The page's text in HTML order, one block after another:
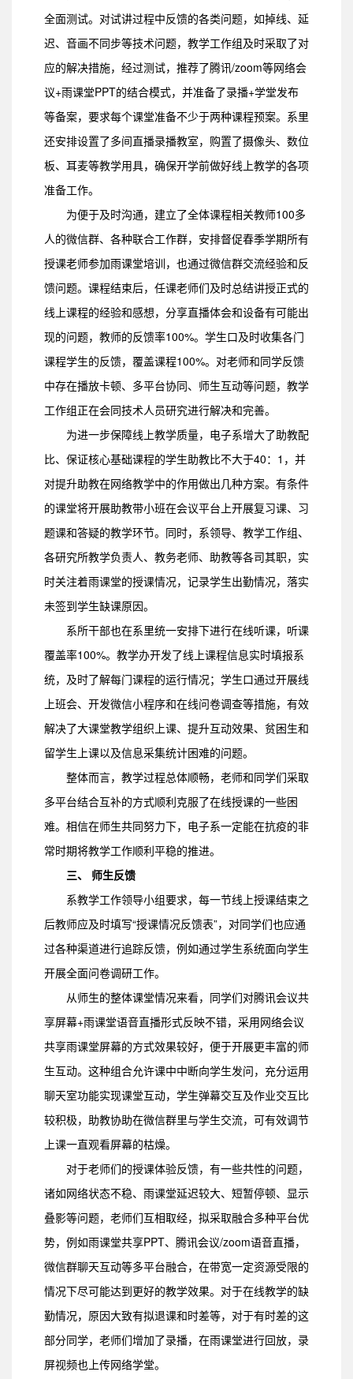
全面测试。对试讲过程中反馈的各类问题，如掉线、延
迟、音画不同步等技术问题，教学工作组及时采取了对
应的解决措施，经过测试，推荐了腾讯/zoom等网络会
议+雨课堂PPT的结合模式，并准备了录播+学堂发布
等备案，要求每个课堂准备不少于两种课程预案。系里
还安排设置了多间直播录播教室，购置了摄像头、数位
板、耳麦等教学用具，确保开学前做好线上教学的各项
准备工作。
为便于及时沟通，建立了全体课程相关教师100多
人的微信群、各种联合工作群，安排督促春季学期所有
授课老师参加雨课堂培训，也通过微信群交流经验和反
馈问题。课程结束后，任课老师们及时总结讲授正式的
线上课程的经验和感想，分享直播体会和设备有可能出
现的问题，教师的反馈率100%。学生口及时收集各门
课程学生的反馈，覆盖课程100%。对老师和同学反馈
中存在播放卡顿、多平台协同、师生互动等问题，教学
工作组正在会同技术人员研究进行解决和完善。
为进一步保障线上教学质量，电子系增大了助教配
比、保证核心基础课程的学生助教比不大于40：1，并
对提升助教在网络教学中的作用做出几种方案。有条件
的课堂将开展助教带小班在会议平台上开展复习课、习
题课和答疑的教学环节。同时，系领导、教学工作组、
各研究所教学负责人、教务老师、助教等各司其职，实
时关注着雨课堂的授课情况，记录学生出勤情况，落实
未签到学生缺课原因。
系所干部也在系里统一安排下进行在线听课，听课
覆盖率100%。教学办开发了线上课程信息实时填报系
统，及时了解每门课程的运行情况；学生口通过开展线
上班会、开发微信小程序和在线问卷调查等措施，有效
解决了大课堂教学组织上课、提升互动效果、贫困生和
留学生上课以及信息采集统计困难的问题。
整体而言，教学过程总体顺畅，老师和同学们采取
多平台结合互补的方式顺利克服了在线授课的一些困
难。相信在师生共同努力下，电子系一定能在抗疫的非
常时期将教学工作顺利平稳的推进。
三、 师生反馈
系教学工作领导小组要求，每一节线上授课结束之
后教师应及时填写“授课情况反馈表”，对同学们也应通
过各种渠道进行追踪反馈，例如通过学生系统面向学生
开展全面问卷调研工作。
从师生的整体课堂情况来看，同学们对腾讯会议共
享屏幕+雨课堂语音直播形式反映不错，采用网络会议
共享雨课堂屏幕的方式效果较好，便于开展更丰富的师
生互动。这种组合允许课中中断向学生发问，充分运用
聊天室功能实现课堂互动，学生弹幕交互及作业交互比
较积极，助教协助在微信群里与学生交流，可有效调节
上课一直观看屏幕的枯燥。
对于老师们的授课体验反馈，有一些共性的问题，
诸如网络状态不稳、雨课堂延迟较大、短暂停顿、显示
叠影等问题，老师们互相取经，拟采取融合多种平台优
势，例如雨课堂共享PPT、腾讯会议/zoom语音直播，
微信群聊天互动等多平台融合，在带宽一定资源受限的
情况下尽可能达到更好的教学效果。对于在线教学的缺
勤情况，原因大致有拟退课和时差等，对于有时差的这
部分同学，老师们增加了录播，在雨课堂进行回放，录
屏视频也上传网络学堂。